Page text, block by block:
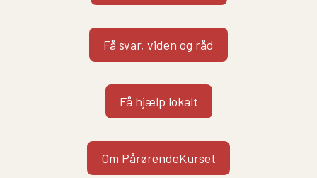
Få svar, viden og råd
Få hjælp lokalt
Om PårørendeKurset